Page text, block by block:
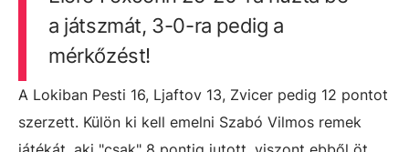
a játszmát, 3-0-ra pedig a
mérkőzést!
A Lokiban Pesti 16, Ljaftov 13, Zvicer pedig 12 pontot
szerzett. Külön ki kell emelni Szabó Vilmos remek